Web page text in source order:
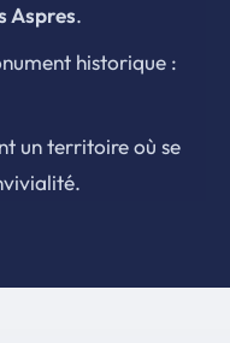
Aspres.
historique :
un territoire où se